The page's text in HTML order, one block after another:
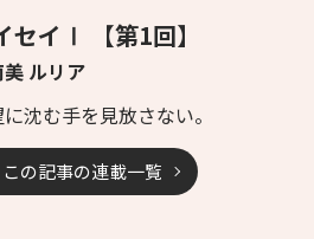
セイⅠ 【第1回】
ルリア
沈む手を見放さない。
この記事の連載一覧